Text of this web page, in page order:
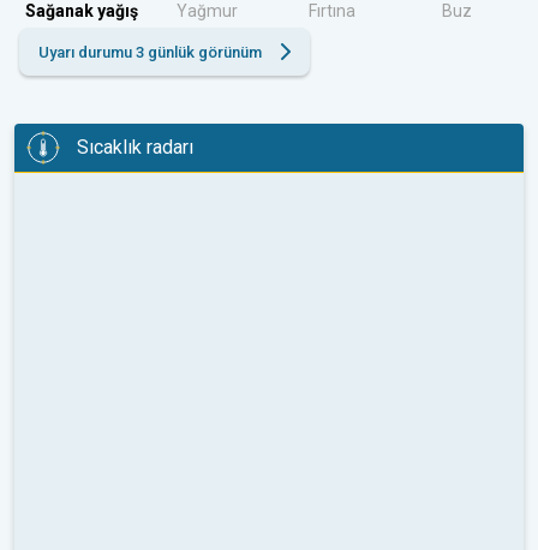
Sağanak yağış Yağmur Fırtına Buz
Uyarı durumu 3 günlük görünüm
Sıcaklık radarı